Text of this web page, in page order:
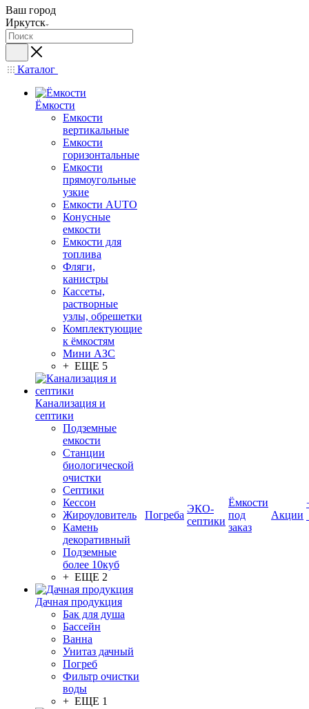
Ваш город
Иркутск
Каталог
Ёмкости
Емкости
вертикальные
Емкости
горизонтальные
Емкости
прямоугольные
узкие
Емкости АUТО
Конусные
емкости
Емкости для
топлива
Фляги,
канистры
Кассеты,
растворные
узлы, обрешетки
Комплектующие
к ёмкостям
Мини АЗС
+ ЕЩЕ 5
Канализация и
септики
Подземные
емкости
Станции
биологической
очистки
Септики
Кессон
Жироуловитель
Камень
декоративный
Подземные
более 10куб
+ ЕЩЕ 2
Дачная продукция
Бак для душа
Бассейн
Ванна
Унитаз дачный
Погреб
Фильтр очистки
воды
+ ЕЩЕ 1
Погреба
ЭКО-
септики
Ёмкости
под
заказ
Акции